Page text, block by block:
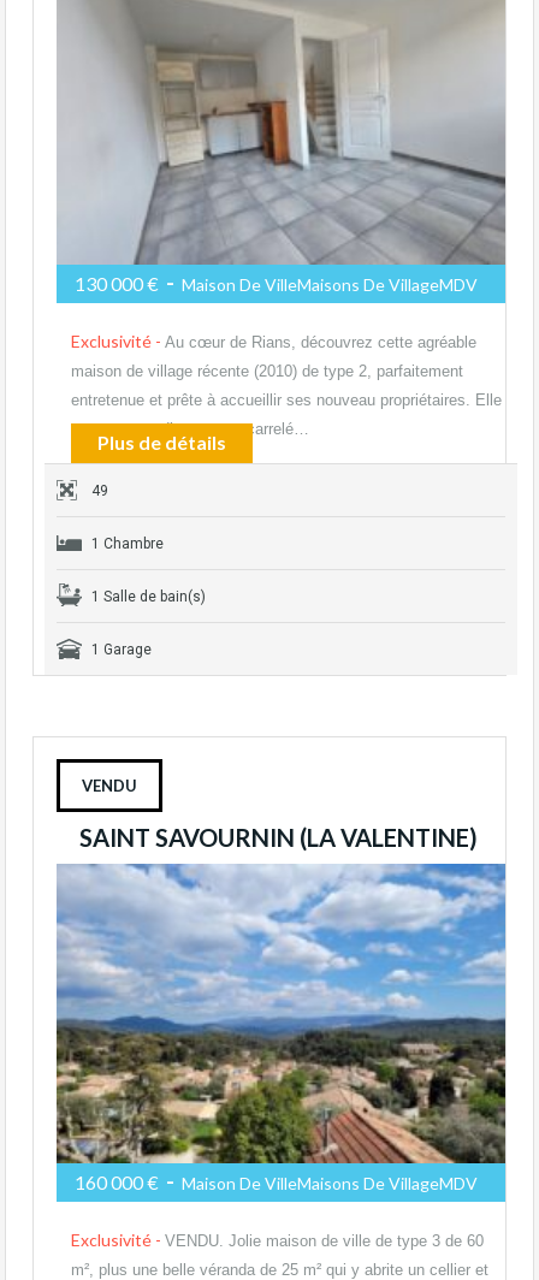
130 000 € - Maison De VilleMaisons De VillageMDV
Exclusivité - Au cœur de Rians, découvrez cette agréable
maison de village récente (2010) de type 2, parfaitement
entretenue et prête à accueillir ses nouveau propriétaires. Elle
se compose d’un garage carrelé…
Plus de détails
49
1 Chambre
1 Salle de bain(s)
1 Garage
VENDU
SAINT SAVOURNIN (LA VALENTINE)
160 000 € - Maison De VilleMaisons De VillageMDV
Exclusivité - VENDU. Jolie maison de ville de type 3 de 60
m², plus une belle véranda de 25 m² qui y abrite un cellier et